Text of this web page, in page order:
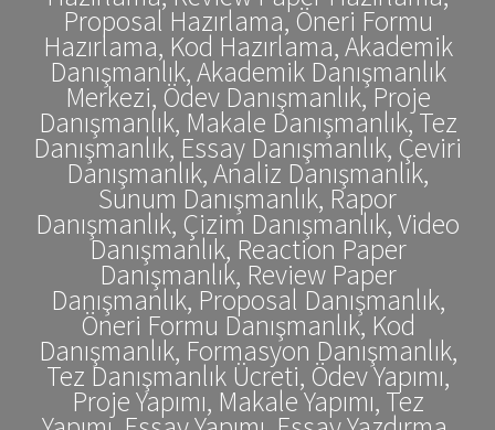
Proposal Hazırlama, Öneri Formu
Hazırlama, Kod Hazırlama, Akademik
Danışmanlık, Akademik Danışmanlık
Merkezi, Ödev Danışmanlık, Proje
Danışmanlık, Makale Danışmanlık, Tez
Danışmanlık, Essay Danışmanlık, Çeviri
Danışmanlık, Analiz Danışmanlık,
Sunum Danışmanlık, Rapor
Danışmanlık, Çizim Danışmanlık, Video
Danışmanlık, Reaction Paper
Danışmanlık, Review Paper
Danışmanlık, Proposal Danışmanlık,
Öneri Formu Danışmanlık, Kod
Danışmanlık, Formasyon Danışmanlık,
Tez Danışmanlık Ücreti, Ödev Yapımı,
Proje Yapımı, Makale Yapımı, Tez